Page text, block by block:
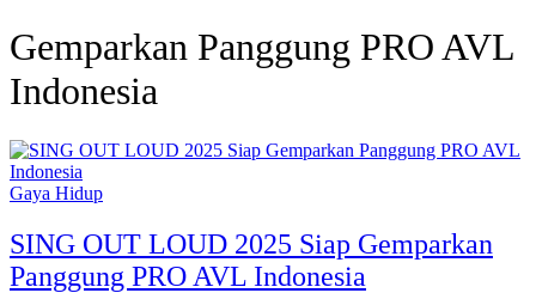
Gemparkan Panggung PRO AVL
Indonesia
Gaya Hidup
SING OUT LOUD 2025 Siap Gemparkan
Panggung PRO AVL Indonesia